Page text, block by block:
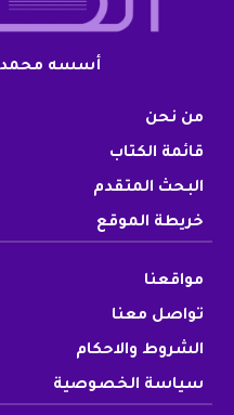
أسسه محمد
من نحن
قائمة الكتاب
البحث المتقدم
خريطة الموقع
مواقعنا
تواصل معنا
الشروط والاحكام
سياسة الخصوصية